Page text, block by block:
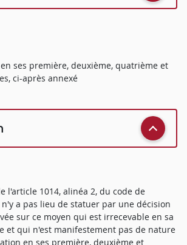
ses première, deuxième, quatrième et
ci-après annexé
l'article 1014, alinéa 2, du code de
a pas lieu de statuer par une décision
sur ce moyen qui est irrecevable en sa
et qui n'est manifestement pas de nature
en ses première, deuxième et